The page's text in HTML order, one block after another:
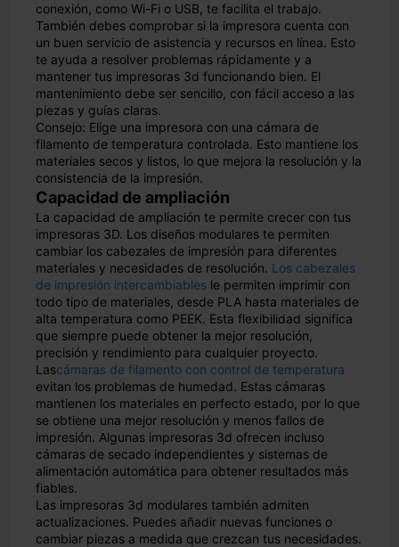
conexión, como Wi-Fi o USB, te facilita el trabajo.
También debes comprobar si la impresora cuenta con
un buen servicio de asistencia y recursos en línea. Esto
te ayuda a resolver problemas rápidamente y a
mantener tus impresoras 3d funcionando bien. El
mantenimiento debe ser sencillo, con fácil acceso a las
piezas y guías claras.
Consejo: Elige una impresora con una cámara de
filamento de temperatura controlada. Esto mantiene los
materiales secos y listos, lo que mejora la resolución y la
consistencia de la impresión.
Capacidad de ampliación
La capacidad de ampliación te permite crecer con tus
impresoras 3D. Los diseños modulares te permiten
cambiar los cabezales de impresión para diferentes
materiales y necesidades de resolución. Los cabezales
de impresión intercambiables le permiten imprimir con
todo tipo de materiales, desde PLA hasta materiales de
alta temperatura como PEEK. Esta flexibilidad significa
que siempre puede obtener la mejor resolución,
precisión y rendimiento para cualquier proyecto.
Lascámaras de filamento con control de temperatura
evitan los problemas de humedad. Estas cámaras
mantienen los materiales en perfecto estado, por lo que
se obtiene una mejor resolución y menos fallos de
impresión. Algunas impresoras 3d ofrecen incluso
cámaras de secado independientes y sistemas de
alimentación automática para obtener resultados más
fiables.
Las impresoras 3d modulares también admiten
actualizaciones. Puedes añadir nuevas funciones o
cambiar piezas a medida que crezcan tus necesidades.